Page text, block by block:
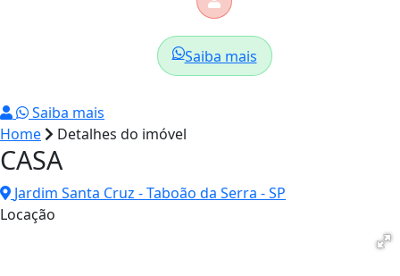
Saiba mais
Saiba mais
Home
Detalhes do imóvel
CASA
Jardim Santa Cruz - Taboão da Serra - SP
Locação